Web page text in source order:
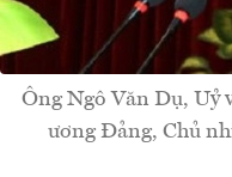
Ông Ngô Văn Dụ, Uỷ
ương Đảng, Chủ